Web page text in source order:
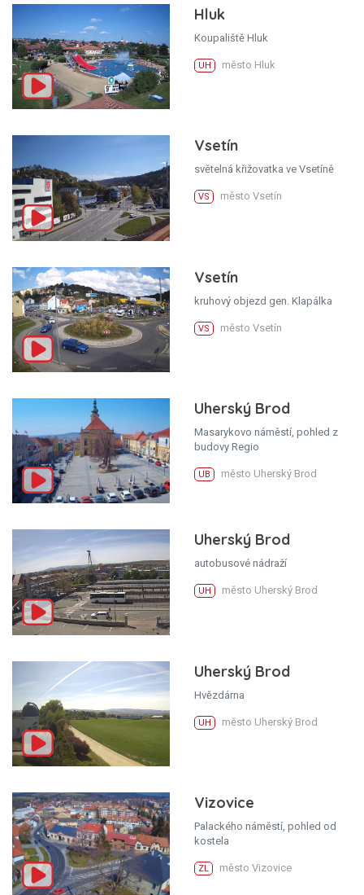
Hluk
Koupaliště Hluk
UH město Hluk
Vsetín
světelná křižovatka ve Vsetíně
VS město Vsetín
Vsetín
kruhový objezd gen. Klapálka
VS město Vsetín
Uherský Brod
Masarykovo náměstí, pohled z
budovy Regio
UB město Uherský Brod
Uherský Brod
autobusové nádraží
UH město Uherský Brod
Uherský Brod
Hvězdárna
UH město Uherský Brod
Vizovice
Palackého náměstí, pohled od
kostela
ZL město Vizovice